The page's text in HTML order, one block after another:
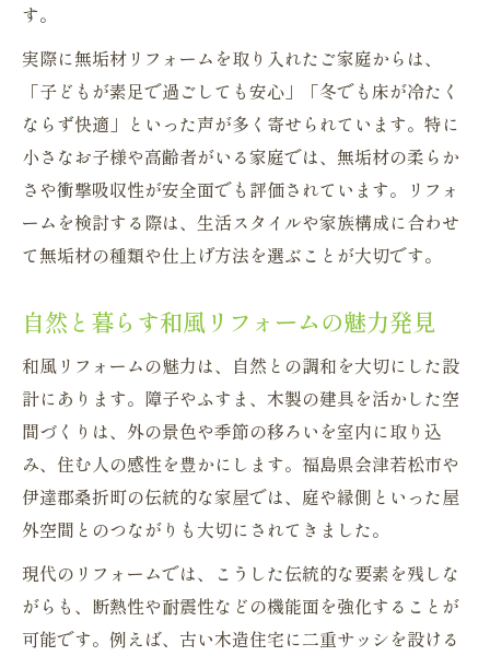
す。
実際に無垢材リフォームを取り入れたご家庭からは、
「子どもが素足で過ごしても安心」「冬でも床が冷たく
ならず快適」といった声が多く寄せられています。特に
小さなお子様や高齢者がいる家庭では、無垢材の柔らか
さや衝撃吸収性が安全面でも評価されています。リフォ
ームを検討する際は、生活スタイルや家族構成に合わせ
て無垢材の種類や仕上げ方法を選ぶことが大切です。
自然と暮らす和風リフォームの魅力発見
和風リフォームの魅力は、自然との調和を大切にした設
計にあります。障子やふすま、木製の建具を活かした空
間づくりは、外の景色や季節の移ろいを室内に取り込
み、住む人の感性を豊かにします。福島県会津若松市や
伊達郡桑折町の伝統的な家屋では、庭や縁側といった屋
外空間とのつながりも大切にされてきました。
現代のリフォームでは、こうした伝統的な要素を残しな
がらも、断熱性や耐震性などの機能面を強化することが
可能です。例えば、古い木造住宅に二重サッシを設ける